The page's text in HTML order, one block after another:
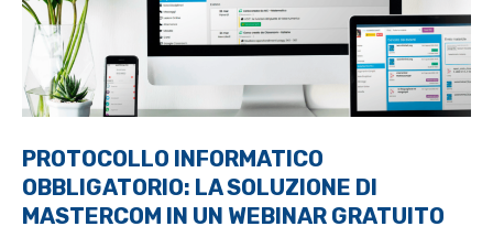
PROTOCOLLO INFORMATICO
OBBLIGATORIO: LA SOLUZIONE DI
MASTERCOM IN UN WEBINAR GRATUITO